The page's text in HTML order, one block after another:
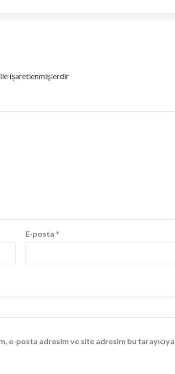
ile işaretlenmişlerdir
E-posta *
e-posta adresim ve site adresim bu tarayıcıya